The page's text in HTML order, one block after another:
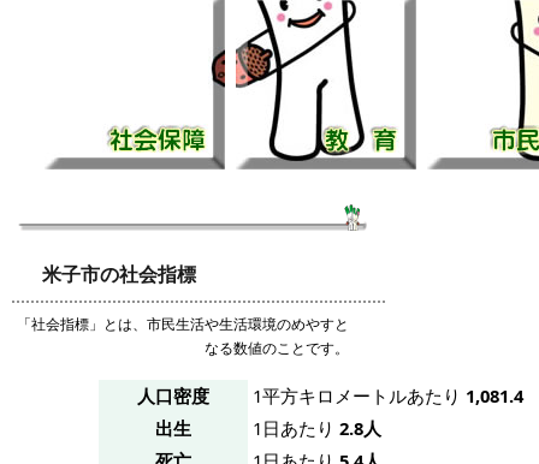
米子市の社会指標
「社会指標」とは、市民生活や生活環境のめやすと
なる数値のことです。
人口密度 1平方キロメートルあたり 1,081.4
出生
1日あたり2.8人